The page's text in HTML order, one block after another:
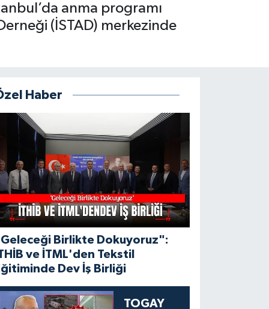
anma programı
(İSTAD) merkezinde
Haber
Birlikte Dokuyoruz":
ve İTML'den Tekstil
Dev İş Birliği
TOGAY